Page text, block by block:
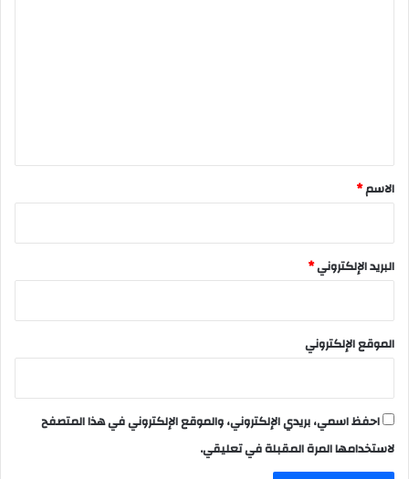
*
الاسم*
البريد الإلكتروني*
الموقع الإلكتروني
احفظ اسمي، بريدي الإلكتروني، والموقع الإلكتروني في هذا المتصفح
لاستخدامها المرة المقبلة في تعليقي.